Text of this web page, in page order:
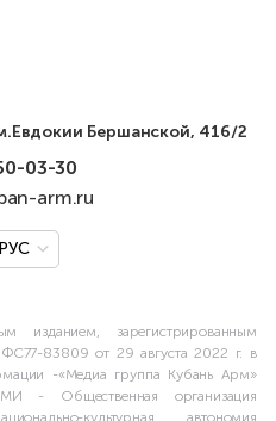
Бершанской, 416/2
03-30
arm.ru
РУС
зарегистрированным
83809 от 29 августа 2022 г. в
-«Медиа группа Кубань Арм»
- Общественная организация
культурная автономия